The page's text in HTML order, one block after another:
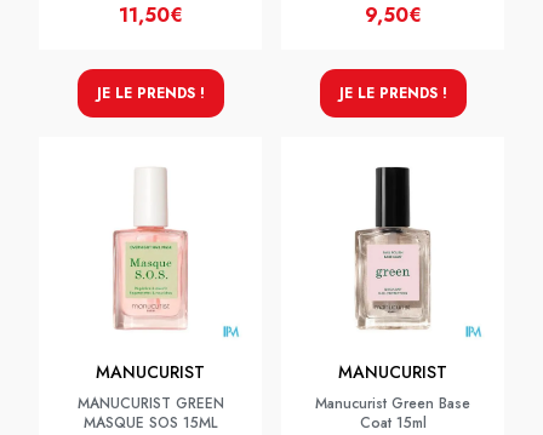
11,50€
JE LE PRENDS !
9,50€
JE LE PRENDS !
MANUCURIST
MANUCURIST GREEN
MASQUE SOS 15ML
MANUCURIST
Manucurist Green Base
Coat 15ml